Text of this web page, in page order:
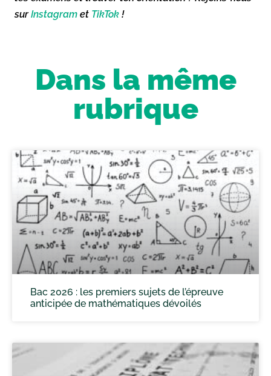
surInstagram et TikTok !
Dans la même
rubrique
Bac 2026 : les premiers sujets de l’épreuve
anticipée de mathématiques dévoilés